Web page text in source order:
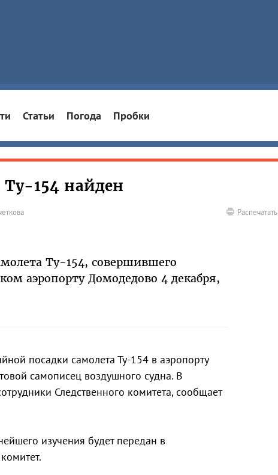
Статьи Погода Пробки
154 найден
Распечатать
Ту-154, совершившего
аэропорту Домодедово 4 декабря,
посадки самолета Ту-154 в аэропорту
самописец воздушного судна. В
Следственного комитета, сообщает
изучения будет передан в